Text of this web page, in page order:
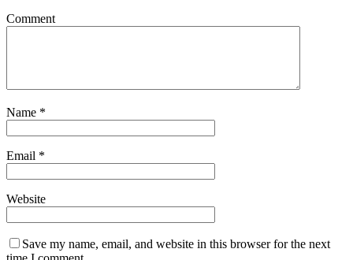
Comment
Name *
Email *
Website
Save my name, email, and website in this browser for the next